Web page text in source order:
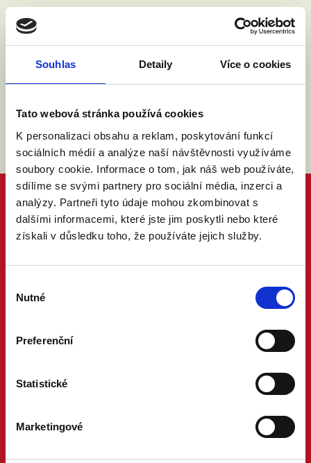
Souhlas Detaily Více o cookies
Tato webová stránka používá cookies
K personalizaci obsahu a reklam, poskytování funkcí
sociálních médií a analýze naší návštěvnosti využíváme
soubory cookie. Informace o tom, jak náš web používáte,
sdílíme se svými partnery pro sociální média, inzerci a
analýzy. Partneři tyto údaje mohou zkombinovat s
dalšími informacemi, které jste jim poskytli nebo které
získali v důsledku toho, že používáte jejich služby.
souhlasu
Nutné
Preferenční
Statistické
Marketingové
Souhlasím se zpracováním osobních údajů podle